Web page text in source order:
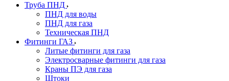
Труба ПНД
ПНД для воды
ПНД для газа
Техническая ПНД
Фитинги ГАЗ
Литые фитинги для газа
Электросварные фитинги для газа
Краны ПЭ для газа
Штоки